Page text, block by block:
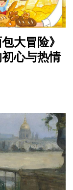
大冒险》
心与热情